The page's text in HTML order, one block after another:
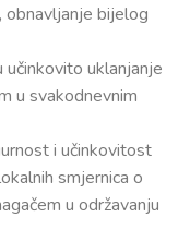
obnavljanje bijelog
uklanjanje
u svakodnevnim
i učinkovitost
smjernica o
u održavanju